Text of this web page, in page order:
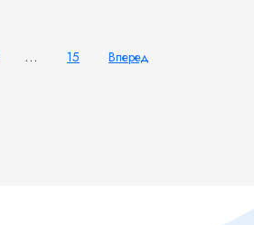
... 15 Вперед